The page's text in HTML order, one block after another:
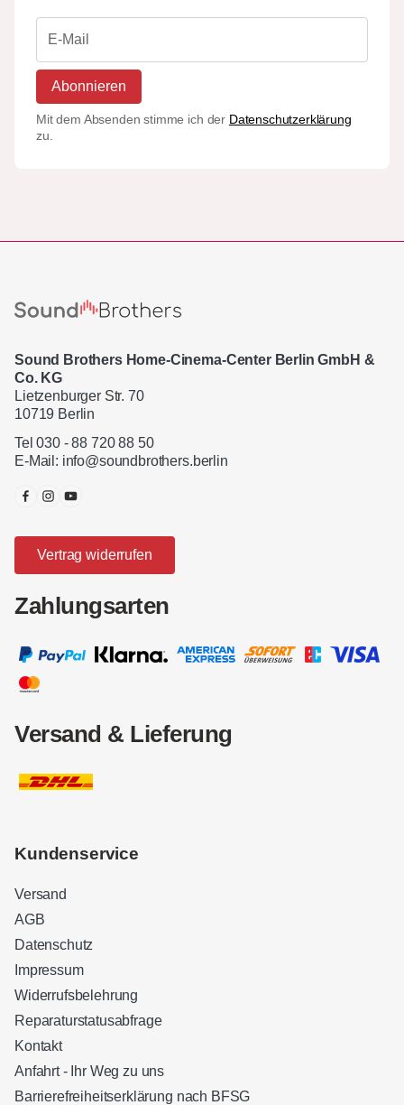
Abonnieren
Mit dem Absenden stimme ich der Datenschutzerklärung
zu.
Sound Brothers Home-Cinema-Center Berlin GmbH &
Co. KG
Lietzenburger Str. 70
10719 Berlin
Tel 030 - 88 720 88 50
E-Mail: info@soundbrothers.berlin
Vertrag widerrufen
Zahlungsarten
Versand & Lieferung
Kundenservice
Versand
AGB
Datenschutz
Impressum
Widerrufsbelehrung
Reparaturstatusabfrage
Kontakt
Anfahrt - Ihr Weg zu uns
Barrierefreiheitserklärung nach BFSGKundenbewertungen und Erfahrungen zu